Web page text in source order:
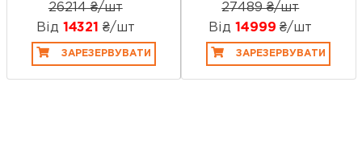
26214 ₴/шт
Від 14321 ₴/шт
ЗАРЕЗЕРВУВАТИ
27489 ₴/шт
Від 14999₴/шт
ЗАРЕЗЕРВУВАТИ